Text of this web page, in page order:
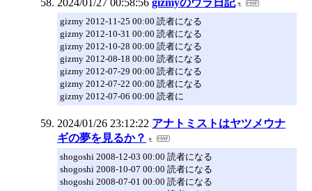
gizmy 2012-11-25 00:00 読者になる
gizmy 2012-10-31 00:00 読者になる
gizmy 2012-10-28 00:00 読者になる
gizmy 2012-08-18 00:00 読者になる
gizmy 2012-07-29 00:00 読者になる
gizmy 2012-07-22 00:00 読者になる
gizmy 2012-07-06 00:00 読者に
2024/01/26 23:12:22 アナトミストはヤツメウナ
ギの夢を見るか？
shogoshi 2008-12-03 00:00 読者になる
shogoshi 2008-10-07 00:00 読者になる
shogoshi 2008-07-01 00:00 読者になる